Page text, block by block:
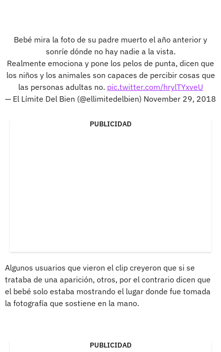
Bebé mira la foto de su padre muerto el año anterior y
sonríe dónde no hay nadie a la vista.
Realmente emociona y pone los pelos de punta, dicen que
los niños y los animales son capaces de percibir cosas que
las personas adultas no. pic.twitter.com/hrylTYxveU
— El Límite Del Bien (@ellimitedelbien) November 29, 2018
PUBLICIDAD
Algunos usuarios que vieron el clip creyeron que si se
trataba de una aparición, otros, por el contrario dicen que
el bebé solo estaba mostrando el lugar donde fue tomada
la fotografía que sostiene en la mano.
PUBLICIDAD